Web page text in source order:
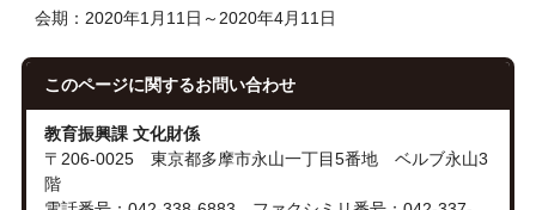
会期：2020年1月11日～2020年4月11日
このページに関するお問い合わせ
教育振興課 文化財係
〒206-0025 東京都多摩市永山一丁目5番地 ベルブ永山3
階